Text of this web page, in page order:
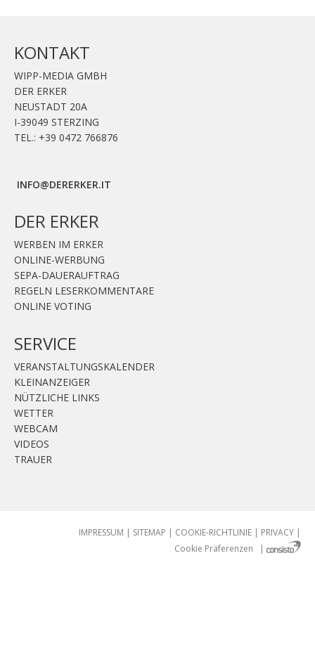
KONTAKT
WIPP-MEDIA GMBH
DER ERKER
NEUSTADT 20A
I-39049 STERZING
TEL.: +39 0472 766876
INFO@DERERKER.IT
DER ERKER
WERBEN IM ERKER
ONLINE-WERBUNG
SEPA-DAUERAUFTRAG
REGELN LESERKOMMENTARE
ONLINE VOTING
SERVICE
VERANSTALTUNGSKALENDER
KLEINANZEIGER
NÜTZLICHE LINKS
WETTER
WEBCAM
VIDEOS
TRAUER
IMPRESSUM | SITEMAP | COOKIE-RICHTLINIE | PRIVACY |
Cookie Präferenzen
|